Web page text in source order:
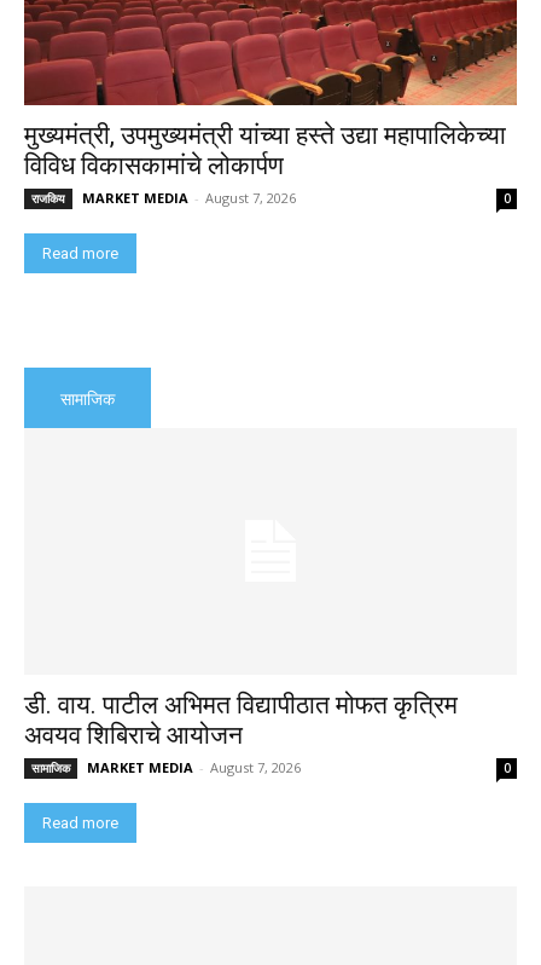
मुख्यमंत्री, उपमुख्यमंत्री यांच्या हस्ते उद्या महापालिकेच्या
विविध विकासकामांचे लोकार्पण
राजकिय MARKET MEDIA - August 7, 2026 0
Read more
सामाजिक
डी. वाय. पाटील अभिमत विद्यापीठात मोफत कृत्रिम
अवयव शिबिराचे आयोजन
सामाजिक MARKET MEDIA - August 7, 2026 0
Read more